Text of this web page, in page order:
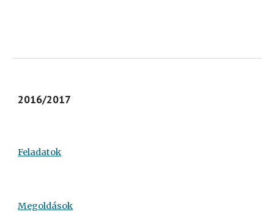
2016/2017
Feladatok
Megoldások